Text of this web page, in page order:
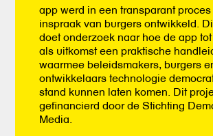
app werd in een transparant
inspraak van burgers ontwikkeld.
doet onderzoek naar hoe de app
als uitkomst een praktische
waarmee beleidsmakers, burgers
ontwikkelaars technologie
stand kunnen laten komen. Dit
gefinancierd door de Stichting
Media.